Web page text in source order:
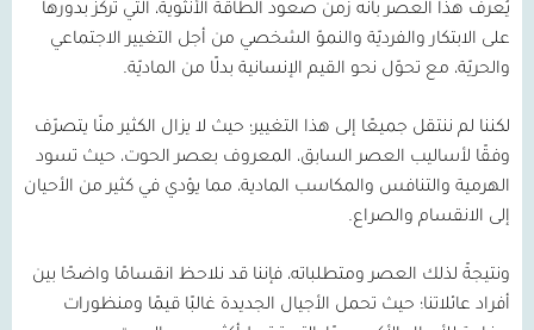
يُعرف هذا العصر بأنه زمن صعود الطاقة الأنثوية، التي تركز بدورها
على الابتكار والفرديّة والنموّ الشخصي من أجل التغيير الاجتماعي
والحريّة، مع تحوّل نحو القيم الإنسانية بدلًا من الماديّة.
لكننا لم ننتقل جميعًا إلى هذا التغيير؛ حيث لا يزال الكثير منّا يتصرّف
وفقًا لأساليب العصر السابق، المعروف بعصر الحوت، حيث تسود
الهرمية والتنافس والمكاسب المادية، مما يؤدي في كثير من الأحيان
إلى الانقسام والصراع.
ونتيجةً لذلك العصر ومتطلباته، فإننا قد نلاحظ انقسامًا واضحًا بين
أفراد عائلاتنا؛ حيث تحمل الأجيال الجديدة غالبًا قيمًا ومنظورات